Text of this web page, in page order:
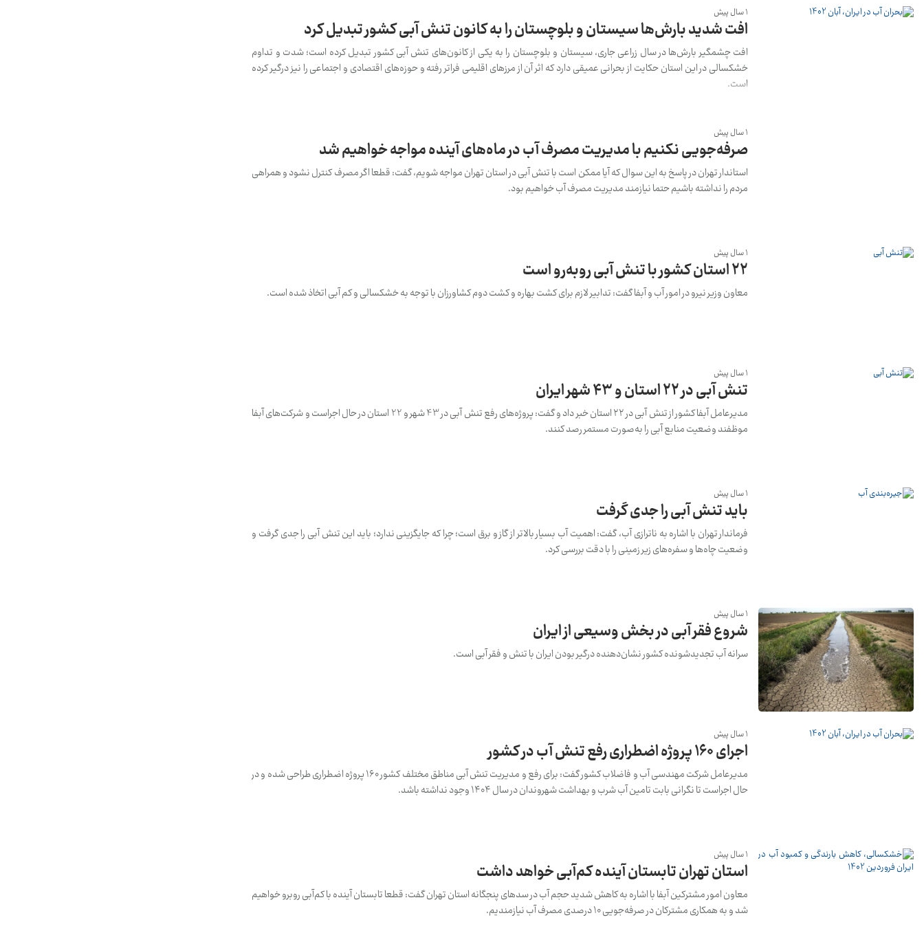
1 سال پیش
افت شدید بارش‌ها سیستان و بلوچستان را به کانون تنش آبی کشور تبدیل کرد
افت چشمگیر بارش‌ها در سال زراعی جاری، سیستان و بلوچستان را به یکی از کانون‌های تنش آبی کشور تبدیل کرده است؛ شدت و تداوم
خشکسالی در این استان حکایت از بحرانی عمیقی دارد که اثر آن از مرزهای اقلیمی فراتر رفته و حوزه‌های اقتصادی و اجتماعی را نیز درگیر کرده
است.
1 سال پیش
صرفه‌جویی نکنیم با مدیریت مصرف آب در ماه‌های آینده مواجه خواهیم شد
استاندار تهران در پاسخ به این سوال که آیا ممکن است با تنش آبی در استان تهران مواجه شویم، گفت: قطعا اگر مصرف کنترل نشود و همراهی
مردم را نداشته باشیم حتما نیازمند مدیریت مصرف آب خواهیم بود.
1 سال پیش
۲۲ استان کشور با تنش آبی روبه‌رو است
معاون وزیر نیرو در امور آب و آبفا گفت: تدابیر لازم برای کشت بهاره و کشت دوم کشاورزان با توجه به خشکسالی و کم آبی اتخاذ شده است.
1 سال پیش
تنش آبی در ۲۲ استان و 43 شهر ایران
مدیرعامل آبفا کشور از تنش آبی در ۲۲ استان خبر داد و گفت: پروژه‌های رفع تنش آبی در 43 شهر و 22 استان در حال اجراست و شرکت‌های آبفا
موظفند وضعیت منابع آبی را به‌صورت مستمر رصد کنند.
1 سال پیش
باید تنش آبی را جدی گرفت​​​​​​​
فرماندار تهران با اشاره به ناترازی آب، گفت: اهمیت آب بسیار بالاتر از گاز و برق است؛ چرا که جایگزینی ندارد؛ باید این تنش آبی را جدی گرفت و
وضعیت چاه‌ها و سفره‌های زیر زمینی را با دقت بررسی کرد.
1 سال پیش
شروع فقر آبی در بخش وسیعی از ایران
سرانه آب تجدیدشونده کشور نشان‌دهنده درگیر بودن ایران با تنش و فقر آبی است.
1 سال پیش
اجرای ۱۶۰ پروژه اضطراری رفع تنش آب در کشور
مدیرعامل شرکت مهندسی آب و فاضلاب کشور گفت: برای رفع و مدیریت تنش آبی مناطق مختلف کشور ۱۶۰ پروژه اضطراری طراحی شده و در
حال اجراست تا نگرانی بابت تامین آب شرب و بهداشت شهروندان در سال ۱۴۰۴ وجود نداشته باشد.
1 سال پیش
استان تهران تابستان آینده کم‌آبی خواهد داشت
معاون امور مشترکین آبفا با اشاره به کاهش شدید حجم آب در سدهای پنجگانه استان تهران گفت: قطعا تابستان آینده با کم‌آبی روبرو خواهیم
شد و به همکاری مشترکان در صرفه‌جویی ۱۰ درصدی مصرف آب نیازمندیم.